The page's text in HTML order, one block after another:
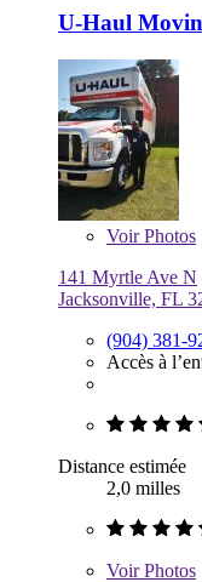
U-Haul
VoirPhotos
141 Myrtle Ave N
Jacksonville, FL
(904) 381-
Accès à
Distance estimée
2,0 milles
VoirPhotos